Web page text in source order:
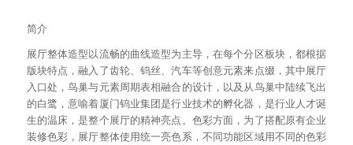
简介
展厅整体造型以流畅的曲线造型为主导，在每个分区板块，都根据
版块特点，融入了齿轮、钨丝、汽车等创意元素来点缀，其中展厅
入口处，鸟巢与元素周期表相融合的设计，以及从鸟巢中陆续飞出
的白鹭，意喻着厦门钨业集团是行业技术的孵化器，是行业人才诞
生的温床，是整个展厅的精神亮点。色彩方面，为了搭配原有企业
装修色彩，展厅整体使用统一亮色系，不同功能区域用不同的色彩